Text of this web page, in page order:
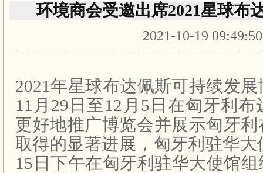
环境商会受邀出席2021星球布
2021-10-19
2021年星球布达佩斯可持续发
11 月 29 日至12 月 5 日在匈牙利
更好地推广博览会并展示匈牙
取得的显著进展，匈牙利驻华大
15 日下午在匈牙利驻华大使馆